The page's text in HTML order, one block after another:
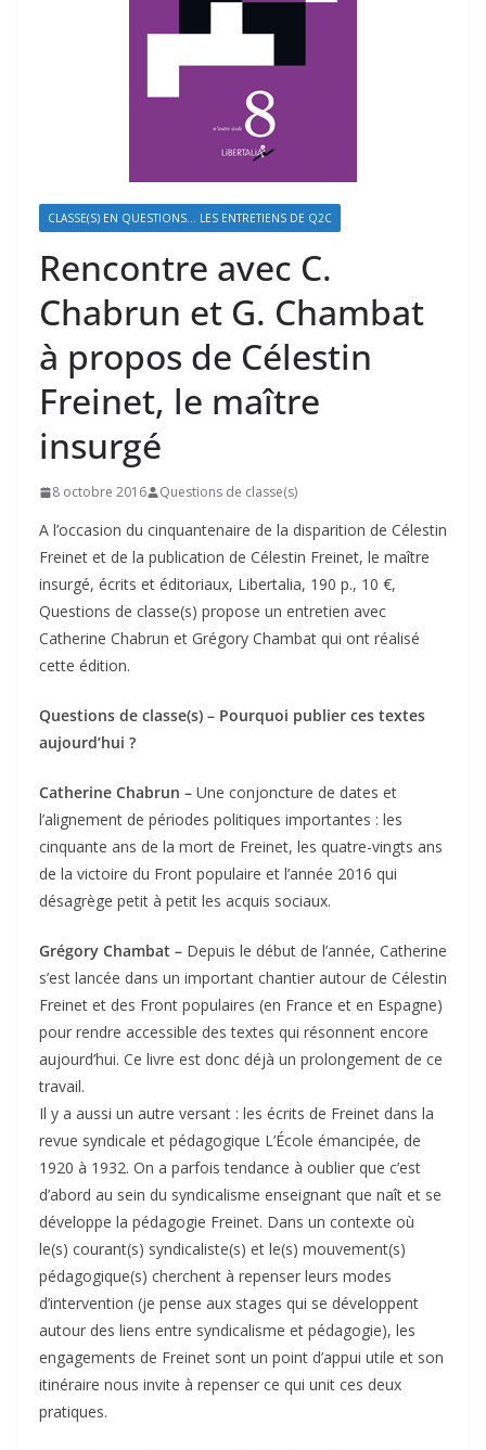
CLASSE(S) EN QUESTIONS... LES ENTRETIENS DE Q2C
Rencontre avec C.
Chabrun et G. Chambat
à propos de Célestin
Freinet, le maître
insurgé
8 octobre 2016 Questions de classe(s)
A l’occasion du cinquantenaire de la disparition de Célestin
Freinet et de la publication de Célestin Freinet, le maître
insurgé, écrits et éditoriaux, Libertalia, 190 p., 10 €,
Questions de classe(s) propose un entretien avec
Catherine Chabrun et Grégory Chambat qui ont réalisé
cette édition.
Questions de classe(s) – Pourquoi publier ces textes
aujourd’hui ?
Catherine Chabrun – Une conjoncture de dates et
l’alignement de périodes politiques importantes : les
cinquante ans de la mort de Freinet, les quatre-vingts ans
de la victoire du Front populaire et l’année 2016 qui
désagrège petit à petit les acquis sociaux.
Grégory Chambat – Depuis le début de l’année, Catherine
s’est lancée dans un important chantier autour de Célestin
Freinet et des Front populaires (en France et en Espagne)
pour rendre accessible des textes qui résonnent encore
aujourd’hui. Ce livre est donc déjà un prolongement de ce
travail.
Il y a aussi un autre versant : les écrits de Freinet dans la
revue syndicale et pédagogique L’École émancipée, de
1920 à 1932. On a parfois tendance à oublier que c’est
d’abord au sein du syndicalisme enseignant que naît et se
développe la pédagogie Freinet. Dans un contexte où
le(s) courant(s) syndicaliste(s) et le(s) mouvement(s)
pédagogique(s) cherchent à repenser leurs modes
d’intervention (je pense aux stages qui se développent
autour des liens entre syndicalisme et pédagogie), les
engagements de Freinet sont un point d’appui utile et son
itinéraire nous invite à repenser ce qui unit ces deux
pratiques.